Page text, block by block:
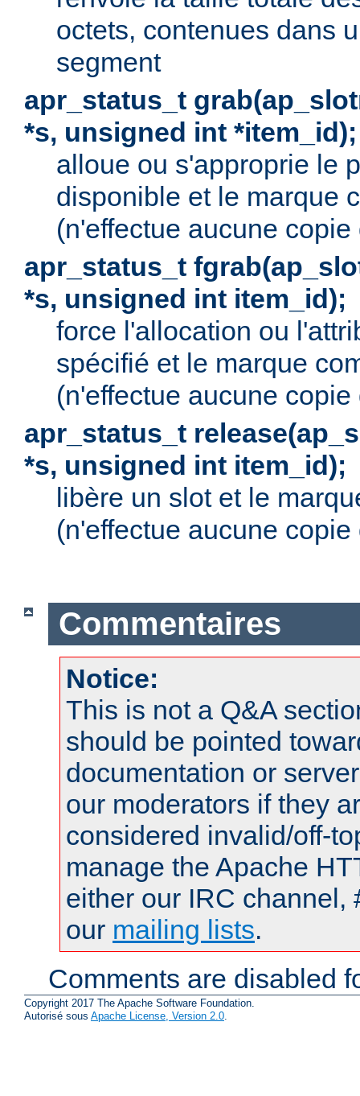
octets, contenues dans
segment
apr_status_t
*s, unsigned int *item_id);
alloue ou s'approprie le
disponible et le marque
(n'effectue aucune
apr_status_t
*s, unsigned int item_id);
force l'allocation ou
spécifié et le marque
(n'effectue aucune
apr_status_t
*s, unsigned int item_id);
libère un slot et le
(n'effectue aucune
Commentaires
Notice:
This is not a Q&A
should be pointed
documentation or
our moderators if they
considered invalid/off-
manage the Apache
either our IRC channel,
our mailing lists.
Comments are disabled
Copyright 2017 The Apache Software Foundation.
Autorisé sous Apache License, Version 2.0.